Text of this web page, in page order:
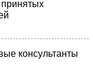
принятых
консультанты